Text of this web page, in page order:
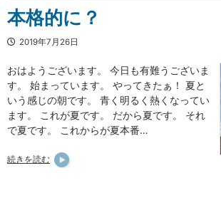
本格的に？
2019年7月26日
おはようございます。 今日も有難うございま
す。 始まっています。 やってきたぁ！ 夏と
いう感じの朝です。 青く明るく熱くなってい
ます。 これが夏です。 だから夏です。 それ
で夏です。 これからが夏本番…
続きを読む